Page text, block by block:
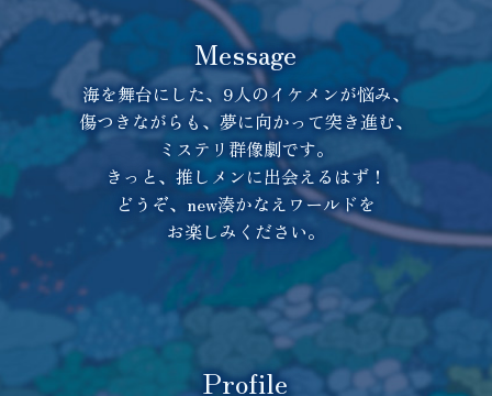
Message
海を舞台にした、9人のイケメンが悩み、
傷つきながらも、夢に向かって突き進む、
ミステリ群像劇です。
きっと、推しメンに出会えるはず！
どうぞ、new湊かなえワールドを
お楽しみください。
Profile